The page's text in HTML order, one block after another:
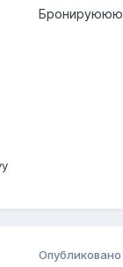
Бронируююю
Опубликовано